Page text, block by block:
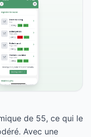
de 55, ce qui le
Avec une